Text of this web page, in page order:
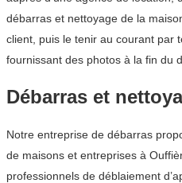
débarras et nettoyage de la
client, puis le tenir au courant par
fournissant des photos à la fin du
Débarras et
Notre entreprise de débarras
de maisons et entreprises à
professionnels de déblaiement